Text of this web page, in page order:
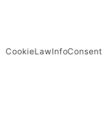
CookieLawInfoConsent